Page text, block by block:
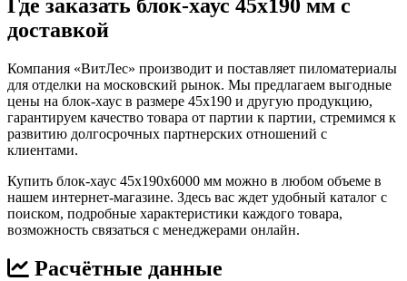
Где заказать блок-хаус 45х190 мм с
доставкой
Компания «ВитЛес» производит и поставляет пиломатериалы
для отделки на московский рынок. Мы предлагаем выгодные
цены на блок-хаус в размере 45х190 и другую продукцию,
гарантируем качество товара от партии к партии, стремимся к
развитию долгосрочных партнерских отношений с
клиентами.
Купить блок-хаус 45х190х6000 мм можно в любом объеме в
нашем интернет-магазине. Здесь вас ждет удобный каталог с
поиском, подробные характеристики каждого товара,
возможность связаться с менеджерами онлайн.
Расчётные данные